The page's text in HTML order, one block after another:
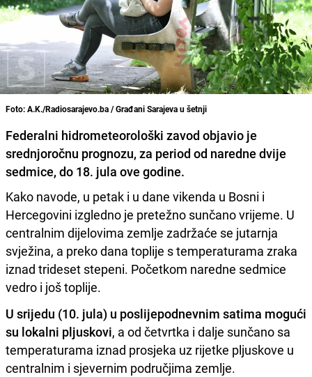
Foto: A.K./Radiosarajevo.ba / Građani Sarajeva u šetnji
Federalni hidrometeorološki zavod objavio je
srednjoročnu prognozu, za period od naredne dvije
sedmice, do 18. jula ove godine.
Kako navode, u petak i u dane vikenda u Bosni i
Hercegovini izgledno je pretežno sunčano vrijeme. U
centralnim dijelovima zemlje zadržaće se jutarnja
svježina, a preko dana toplije s temperaturama zraka
iznad trideset stepeni. Početkom naredne sedmice
vedro i još toplije.
U srijedu (10. jula) u poslijepodnevnim satima mogući
su lokalni pljuskovi, a od četvrtka i dalje sunčano sa
temperaturama iznad prosjeka uz rijetke pljuskove u
centralnim i sjevernim područjima zemlje.